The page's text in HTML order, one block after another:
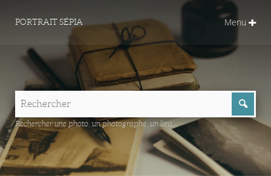
PORTRAIT SÉPIA Menu
Rechercher une photo, un photographe, un lieu...